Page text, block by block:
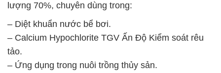
lượng 70%, chuyên dùng trong:
– Diệt khuẩn nước bể bơi.
– Calcium Hypochlorite TGV Ấn Độ Kiểm soát rêu
tảo.
– Ứng dụng trong nuôi trồng thủy sản.